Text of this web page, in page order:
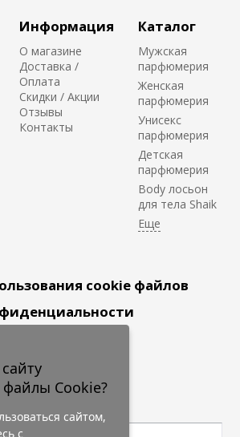
Информация
О магазине
Доставка /
Оплата
Скидки / Акции
Отзывы
Контакты
Каталог
Мужская
парфюмерия
Женская
парфюмерия
Унисекс
парфюмерия
Детская
парфюмерия
Body лосьон
для тела Shaik
cookie файлов
Cookie?
сайтом,
с